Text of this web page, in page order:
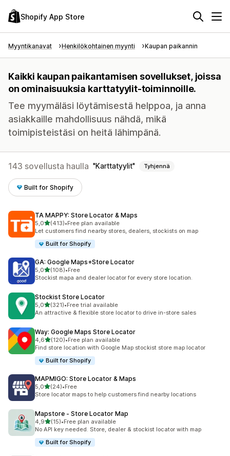
Shopify App Store
Myyntikanavat Henkilökohtainen myynti Kaupan paikannin
Kaikki kaupan paikantamisen sovellukset, joissa
on ominaisuuksia karttatyylit-toiminnoille.
Tee myymäläsi löytämisestä helppoa, ja anna
asiakkaille mahdollisuus nähdä, mikä
toimipisteistäsi on heitä lähimpänä.
143 sovellusta haulla Karttatyylit Tyhjennä
Built for Shopify
TA MAPPY: Store Locator & Maps
5,0/ 5 tähteä
(413)
413 arvostelua yhteensä
•Free plan available
Let customers find nearby stores, dealers, stockists on map
Built for Shopify
GA: Google Maps+Store Locator
5,0/ 5 tähteä
(108)
108 arvostelua yhteensä
•Free
Stockist mapa and dealer locator for every store location.
Stockist Store Locator
5,0/ 5 tähteä
(321)
321 arvostelua yhteensä
•Free trial available
An attractive & flexible store locator to drive in-store sales
Way: Google Maps Store Locator
4,6/ 5 tähteä
(120)
120 arvostelua yhteensä
•Free plan available
Find store location with Google Map stockist store map locator
Built for Shopify
MAPMIGO: Store Locator & Maps
5,0/ 5 tähteä
(24)
24 arvostelua yhteensä
•Free
Store locator maps to help customers find nearby locations
Mapstore ‑ Store Locator Map
4,9/ 5 tähteä
(15)
15 arvostelua yhteensä
•Free plan available
No API key needed. Store, dealer & stockist locator with map
Built for Shopify